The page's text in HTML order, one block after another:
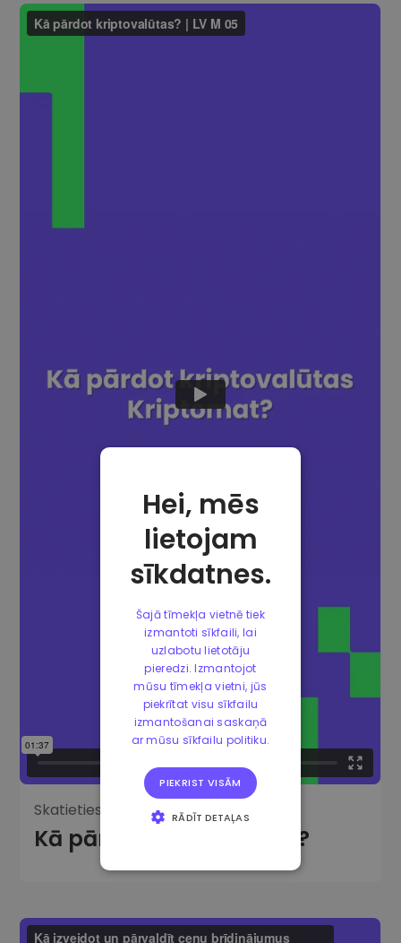
Skatieties video:
Kā pārdot kriptovalūtas?
Hei, mēs
lietojam
sīkdatnes.
Šajā tīmekļa vietnē tiek
izmantoti sīkfaili, lai
uzlabotu lietotāju
pieredzi. Izmantojot
mūsu tīmekļa vietni, jūs
piekrītat visu sīkfailu
izmantošanai saskaņā
ar mūsu sīkfailu politiku.
PIEKRIST VISĀM
RĀDĪT DETAĻAS
MĒRĶA